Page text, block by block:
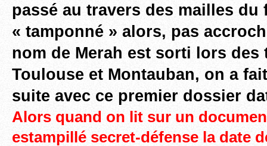
passé au travers des mailles du
« tamponné » alors, pas
nom de Merah est sorti lors des
Toulouse et Montauban, on a
suite avec ce premier dossier
Alors quand on lit sur un
estampillé secret-défense la date